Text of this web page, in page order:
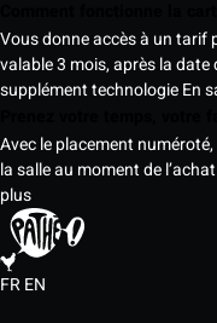
Vous donne accès à un tarif
valable 3 mois, après la date
supplément technologieEn
Avec le placement
la salle au moment de
plus
FREN